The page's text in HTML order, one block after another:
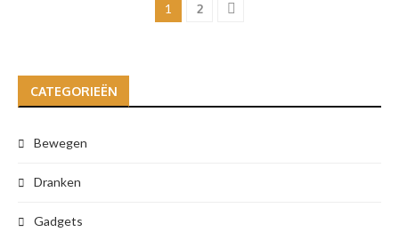
1 2
CATEGORIEËN
Bewegen
Dranken
Gadgets